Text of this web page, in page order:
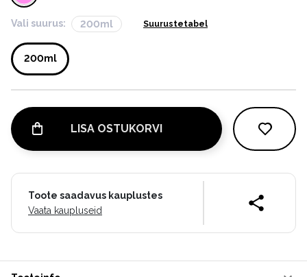
Vali suurus: 200ml Suurustetabel
200ml
LISA OSTUKORVI
Toote saadavus kauplustes
Vaata kaupluseid